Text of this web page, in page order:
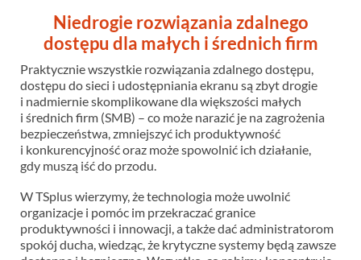
Niedrogie rozwiązania zdalnego
dostępu dla małych i średnich firm
Praktycznie wszystkie rozwiązania zdalnego dostępu,
dostępu do sieci i udostępniania ekranu są zbyt drogie
i nadmiernie skomplikowane dla większości małych
i średnich firm (SMB) – co może narazić je na zagrożenia
bezpieczeństwa, zmniejszyć ich produktywność
i konkurencyjność oraz może spowolnić ich działanie,
gdy muszą iść do przodu.
W TSplus wierzymy, że technologia może uwolnić
organizacje i pomóc im przekraczać granice
produktywności i innowacji, a także dać administratorom
spokój ducha, wiedząc, że krytyczne systemy będą zawsze